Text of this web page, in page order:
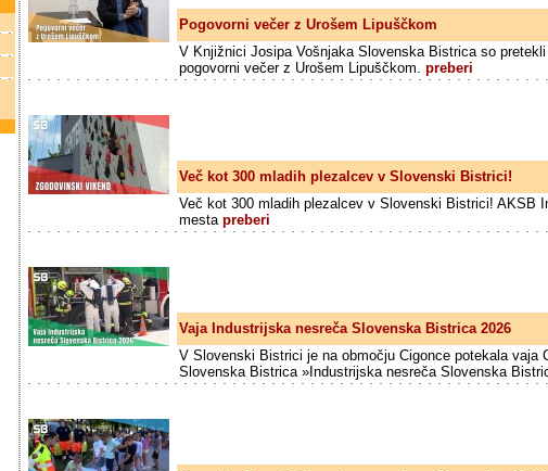
Pogovorni večer z Urošem Lipuščkom
V Knjižnici Josipa Vošnjaka Slovenska Bistrica so
pogovorni večer z Urošem Lipuščkom. preberi
Več kot 300 mladih plezalcev v Slovenski Bistrici!
Več kot 300 mladih plezalcev v Slovenski Bistrici! AKSB
mesta preberi
Vaja Industrijska nesreča Slovenska Bistrica 2026
V Slovenski Bistrici je na območju Cigonce potekala vaja
Slovenska Bistrica »Industrijska nesreča Slovenska